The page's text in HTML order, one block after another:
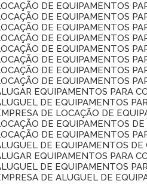
LOCAÇÃO DE EQUIPAMENTOS
LOCAÇÃO DE EQUIPAMENTOS
LOCAÇÃO DE EQUIPAMENTOS
LOCAÇÃO DE EQUIPAMENTOS
LOCAÇÃO DE EQUIPAMENTOS
LOCAÇÃO DE EQUIPAMENTOS
LOCAÇÃO DE EQUIPAMENTOS
LOCAÇÃO DE EQUIPAMENTOS
ALUGAR EQUIPAMENTOS PARA
ALUGUEL DE EQUIPAMENTOS
EMPRESA DE LOCAÇÃO DE
LOCAÇÃO DE EQUIPAMENTOS
LOCAÇÃO DE EQUIPAMENTOS
ALUGUEL DE EQUIPAMENTOS
ALUGAR EQUIPAMENTOS PARA
ALUGUEL DE EQUIPAMENTOS
EMPRESA DE ALUGUEL DE